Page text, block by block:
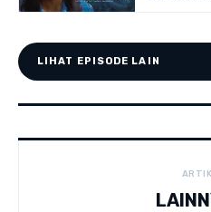
LIHAT EPISODE LAIN